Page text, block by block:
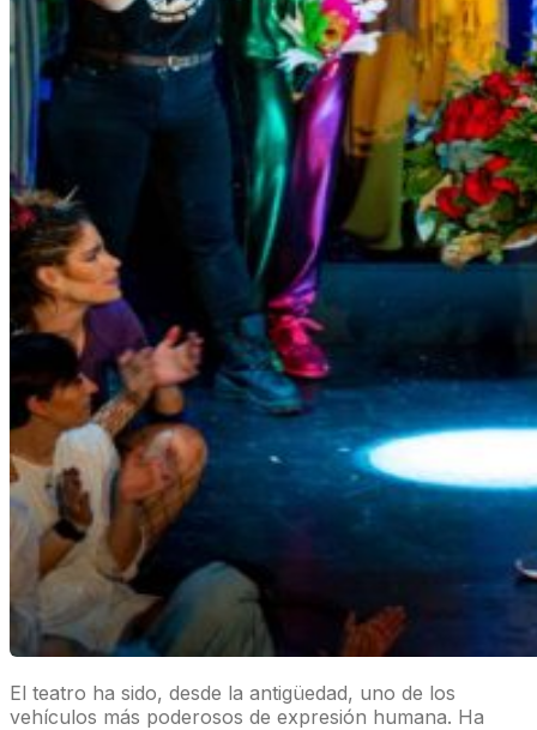
El teatro ha sido, desde la antigüedad, uno de los
vehículos más poderosos de expresión humana. Ha